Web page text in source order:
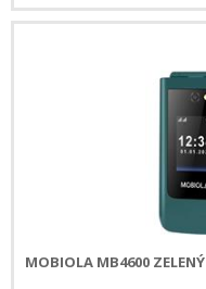
MOBIOLA MB4600 ZELENÝ